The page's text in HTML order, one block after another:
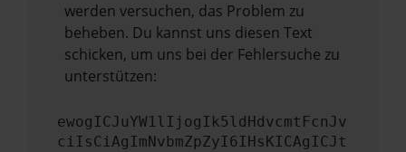
werden versuchen, das Problem zu
beheben. Du kannst uns diesen Text
schicken, um uns bei der Fehlersuche zu
unterstützen:
ewogICJuYW1lIjogIk5ldHdvcmtFcnJv
ciIsCiAgImNvbmZpZyI6IHsKICAgICJt